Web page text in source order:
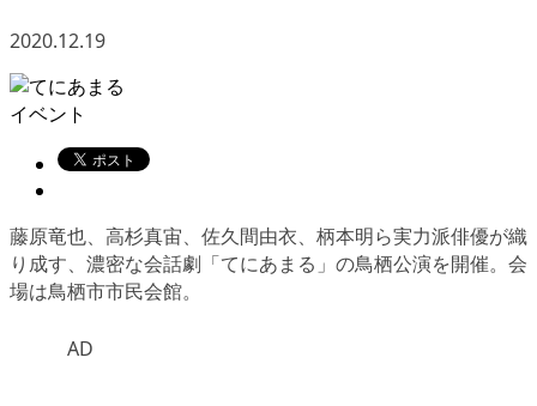
2020.12.19
イベント
藤原竜也、高杉真宙、佐久間由衣、柄本明ら実力派俳優が織
り成す、濃密な会話劇「てにあまる」の鳥栖公演を開催。会
場は鳥栖市市民会館。
AD